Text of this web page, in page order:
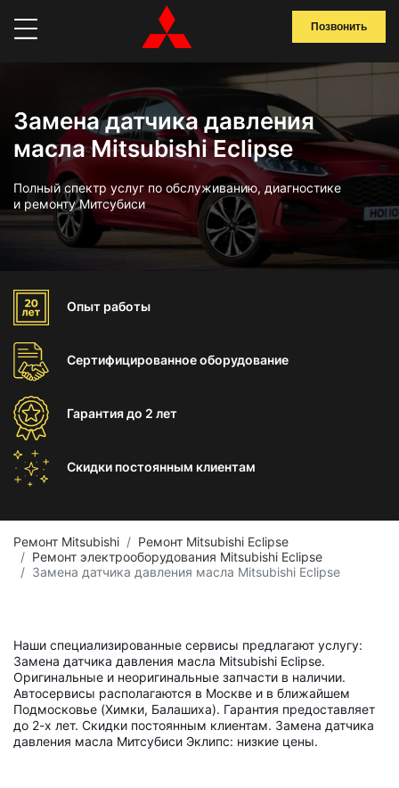
Позвонить
Замена датчика давления
масла Mitsubishi Eclipse
Полный спектр услуг по обслуживанию, диагностике
и ремонту Митсубиси
Опыт работы
Сертифицированноеоборудование
Гарантиядо 2 лет
Скидки постоянным клиентам
Ремонт Mitsubishi
Ремонт Mitsubishi Eclipse
Ремонт электрооборудования Mitsubishi Eclipse
Замена датчика давления масла Mitsubishi Eclipse
Наши специализированные сервисы предлагают услугу:
Замена датчика давления масла Mitsubishi Eclipse.
Оригинальные и неоригинальные запчасти в наличии.
Автосервисы располагаются в Москве и в ближайшем
Подмосковье (Химки, Балашиха). Гарантия предоставляет
до 2-х лет. Скидки постоянным клиентам. Замена датчика
давления масла Митсубиси Эклипс: низкие цены.